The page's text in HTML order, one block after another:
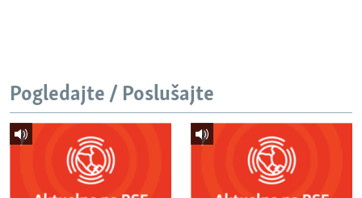
Pogledajte / Poslušajte